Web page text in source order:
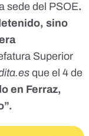
sede del PSOE.
, sino
Superior
que el 4 de
en Ferraz,